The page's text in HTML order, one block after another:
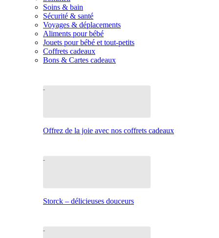
Soins & bain
Sécurité & santé
Voyages & déplacements
Aliments pour bébé
Jouets pour bébé et tout-petits
Coffrets cadeaux
Bons & Cartes cadeaux
Offrez de la joie avec nos coffrets cadeaux
Storck – délicieuses douceurs